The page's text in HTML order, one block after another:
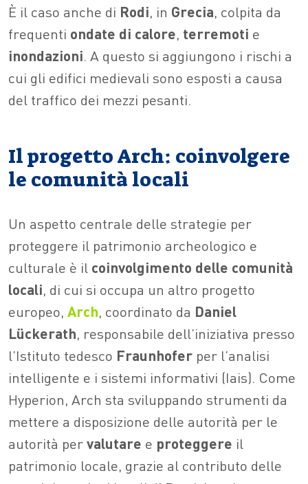
È il caso anche di Rodi, in Grecia, colpita da
frequenti ondate di calore, terremoti e
inondazioni. A questo si aggiungono i rischi a
cui gli edifici medievali sono esposti a causa
del traffico dei mezzi pesanti.
Il progetto Arch: coinvolgere
le comunità locali
Un aspetto centrale delle strategie per
proteggere il patrimonio archeologico e
culturale è il coinvolgimento delle comunità
locali, di cui si occupa un altro progetto
europeo, Arch, coordinato da Daniel
Lückerath, responsabile dell’iniziativa presso
l’Istituto tedesco Fraunhofer per l’analisi
intelligente e i sistemi informativi (Iais). Come
Hyperion, Arch sta sviluppando strumenti da
mettere a disposizione delle autorità per le
autorità pervalutare e proteggere il
patrimonio locale, grazie al contributo delle